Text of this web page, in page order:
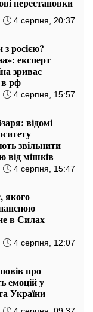
обрав
першого
за
6 серпня, 13:07
з армією
системи
5 серпня, 22:07
актом»:
російська
5 серпня, 21:17
позицію,
буде
5 серпня, 21:07
згортати